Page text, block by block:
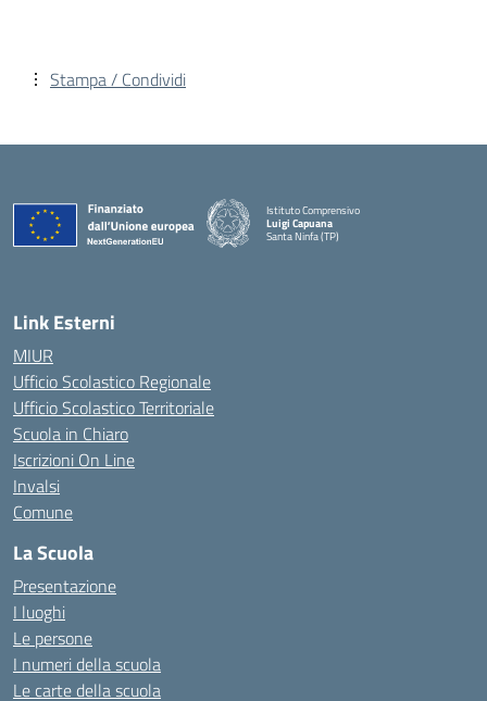
Stampa / Condividi
Istituto Comprensivo
Luigi Capuana
Santa Ninfa (TP)
Link Esterni
MIUR
Ufficio Scolastico Regionale
Ufficio Scolastico Territoriale
Scuola in Chiaro
Iscrizioni On Line
Invalsi
Comune
La Scuola
Presentazione
I luoghi
Le persone
I numeri della scuola
Le carte della scuola